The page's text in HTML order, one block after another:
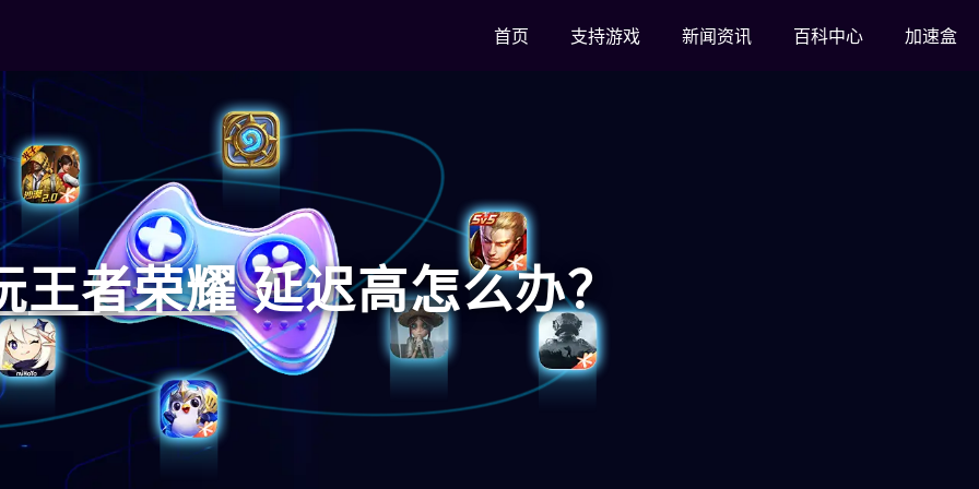
首页 支持游戏 新闻资讯 百科中心 加速盒
王者荣耀 延迟高怎么办？